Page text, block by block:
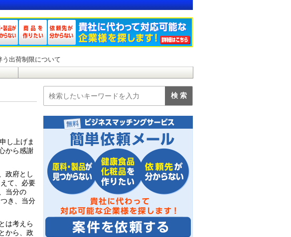
出荷制限について
し上げま
から感謝
政府とし
て、必要
当分の
き、当分
は考えら
から、政